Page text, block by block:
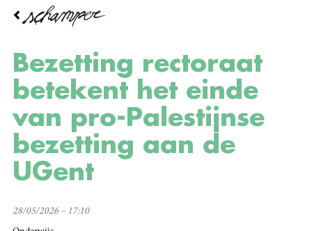
Overslaan
inhoud
gaanBezetting rectoraat
betekent het einde
van pro-Palestijnse
bezetting aan de
UGent
28/05/2026 – 17:10